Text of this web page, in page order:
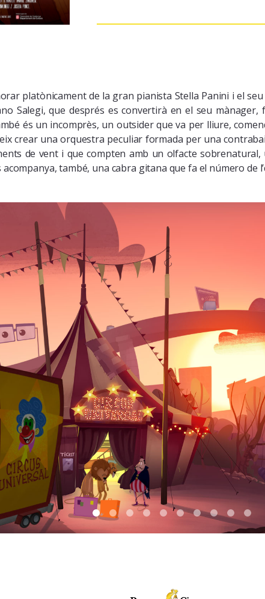
platònicament de la gran pianista Stella Panini i el
Salegi, que després es convertirà en el seu
és un incomprès, un outsider que va per lliure,
crear una orquestra peculiar formada per una
de vent i que compten amb un olfacte
també, una cabra gitana que fa el número de